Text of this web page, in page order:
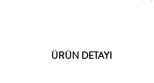
ÜRÜN DETAYI